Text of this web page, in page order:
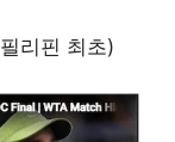
리핀 최초)